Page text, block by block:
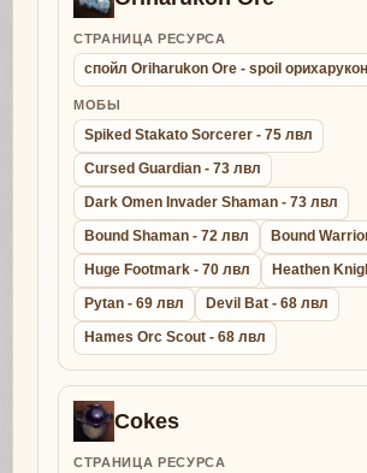
СТРАНИЦА РЕСУРСА
спойл Oriharukon Ore - spoil
МОБЫ
Spiked Stakato Sorcerer - 75 лвл
Cursed Guardian - 73 лвл
Dark Omen Invader Shaman - 73 лвл
Bound Shaman - 72 лвл
Bound
Huge Footmark - 70 лвл
Heathen
Pytan - 69 лвл
Devil Bat - 68 лвл
Hames Orc Scout - 68 лвл
Cokes
СТРАНИЦА РЕСУРСА